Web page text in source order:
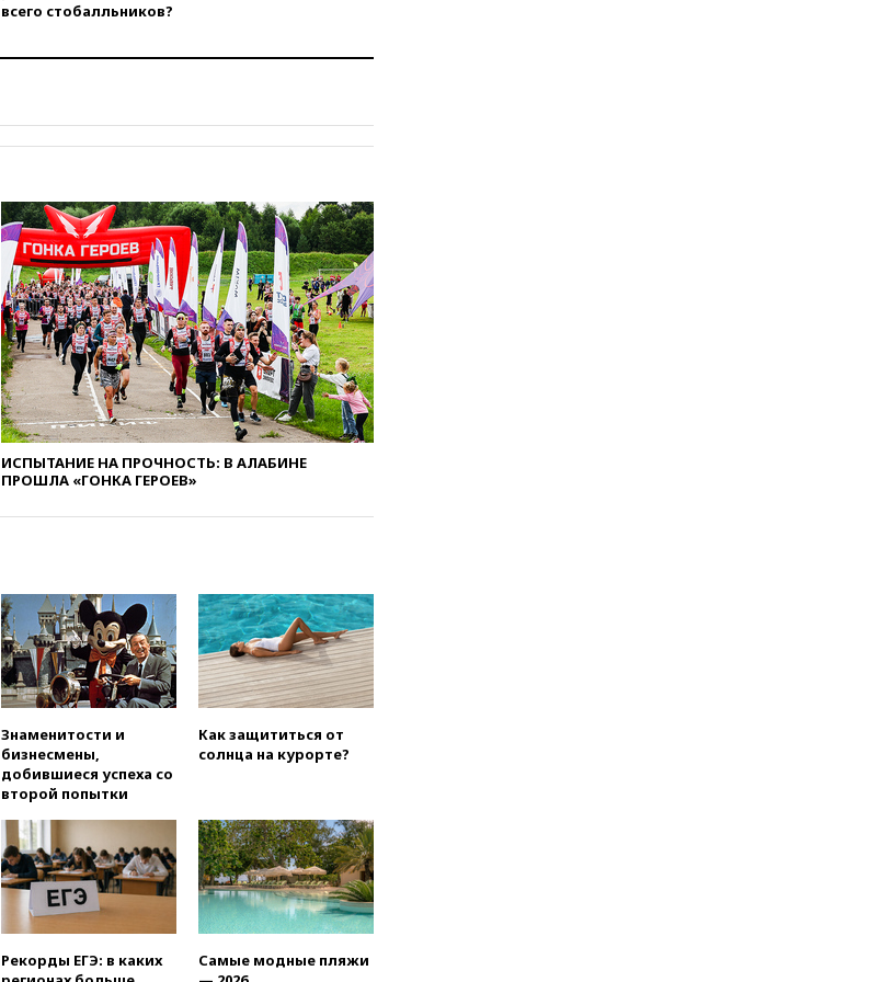
нежелательной организацией
вчера, 22:55В Москве в
вчера, 22:35Винисиус
продлил контракт с «Реалом»
до 2032 года
вчера, 22:28Отказаться от
российского гражданства
станет значительно дороже
вчера, 22:20Путин назвал 76-ю
гвардейскую десантно-
штурмовую дивизию
легендарной
вчера, 22:15Путин заслушал
доклад о ситуации на
добропольском направлении
вчера, 21:35«Аэрофлот»
отменяет часть рейсов в Сочи
и Геленджик
вчера, 21:25Руслан Терновой
выиграл золото чемпионата
метровой вышки
вчера, 21:10
в Армении
вчера, 21:00В России вновь
обсуждают эксперимент по
онлайн-продаже алкоголя
вчера, 20:45Матвиенко:
россиянам могут
рекомендовать не посещать
всего стобалльников?
ИСПЫТАНИЕ НА ПРОЧНОСТЬ: В АЛАБИНЕ
ПРОШЛА «ГОНКА ГЕРОЕВ»
Знаменитости и
бизнесмены,
добившиеся успеха со
второй попытки
Как защититься от
солнца на курорте?
Рекорды ЕГЭ: в каких
Самые модные пляжи